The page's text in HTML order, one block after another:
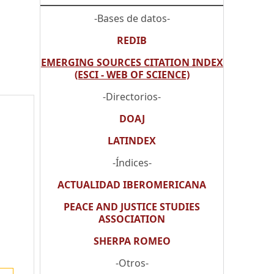
-Bases de datos-
REDIB
EMERGING SOURCES CITATION INDEX
(ESCI - WEB OF SCIENCE)
-Directorios-
DOAJ
LATINDEX
-Índices-
ACTUALIDAD IBEROMERICANA
PEACE AND JUSTICE STUDIES
ASSOCIATION
SHERPA ROMEO
-Otros-